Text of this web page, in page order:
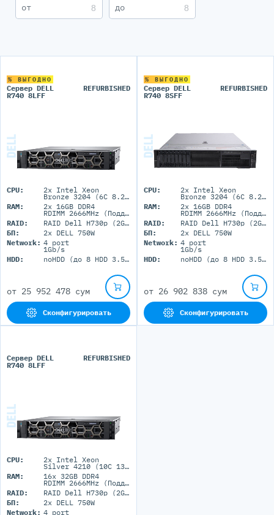
% ВЫГОДНО
Сервер DELL
R740 8LFF
REFURBISHED
CPU: 2x Intel Xeon
Bronze 3204 (6C 8.25M Cache 1.90 GHz)
RAM:
2x 16GB DDR4
RDIMM 2666MHz (Поддержка до 1.5Tб максимально, 24 DIMM портов)
RAID:
RAID Dell H730p (2GB+BBU)
БП:
2x DELL 750W
Network: 4 port
1Gb/s
HDD:
noHDD (до 8 HDD 3.5'' LFF)
от 25 952 478 сум
Сконфигурировать
% ВЫГОДНО
Сервер DELL
R740 8SFF
REFURBISHED
CPU: 2x Intel Xeon
Bronze 3204 (6C 8.25M Cache 1.90 GHz)
RAM:
2x 16GB DDR4
RDIMM 2666MHz (Поддержка до 1.5Tб максимально, 24 DIMM портов)
RAID:
RAID Dell H730p (2GB+BBU)
БП:
2x DELL 750W
Network: 4 port
1Gb/s
HDD:
noHDD (до 8 HDD 3.5'' LFF)
от 26 902 838 сум
Сконфигурировать
Сервер DELL
R740 8LFF
REFURBISHED
CPU: 2x Intel Xeon
Silver 4210 (10C 13.75M Cache 2.20 GHz)
RAM:
16x 32GB DDR4
RDIMM 2666MHz (Поддержка до 1.5Tб максимально, 24 DIMM портов)
RAID:
RAID Dell H730p (2GB+BBU)
БП:
2x DELL 750W
Network: 4 port